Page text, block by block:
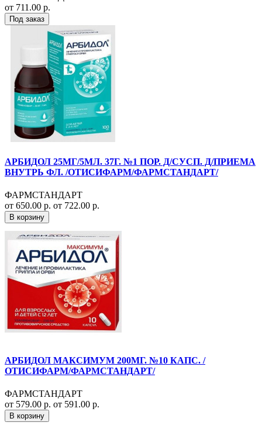
от 711.00 р.
Под заказ
АРБИДОЛ 25МГ/5МЛ. 37Г. №1 ПОР. Д/СУСП. Д/ПРИЕМА
ВНУТРЬ ФЛ. /ОТИСИФАРМ/ФАРМСТАНДАРТ/
ФАРМСТАНДАРТ
от 650.00 р. от 722.00 р.
В корзину
АРБИДОЛ МАКСИМУМ 200МГ. №10 КАПС. /
ОТИСИФАРМ/ФАРМСТАНДАРТ/
ФАРМСТАНДАРТ
от 579.00 р. от 591.00 р.
В корзину